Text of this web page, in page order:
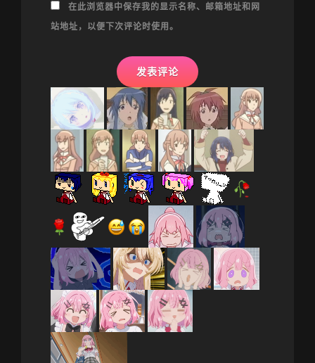
在此浏览器中保存我的显示名称、邮箱地址和网
站地址，以便下次评论时使用。